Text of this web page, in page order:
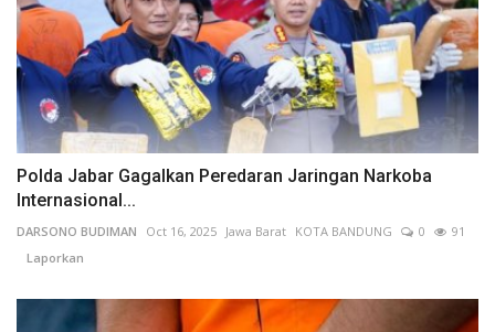
Polda Jabar Gagalkan Peredaran Jaringan Narkoba
Internasional...
DARSONO BUDIMAN Oct 16, 2025 Jawa Barat KOTA BANDUNG 0
91
Laporkan